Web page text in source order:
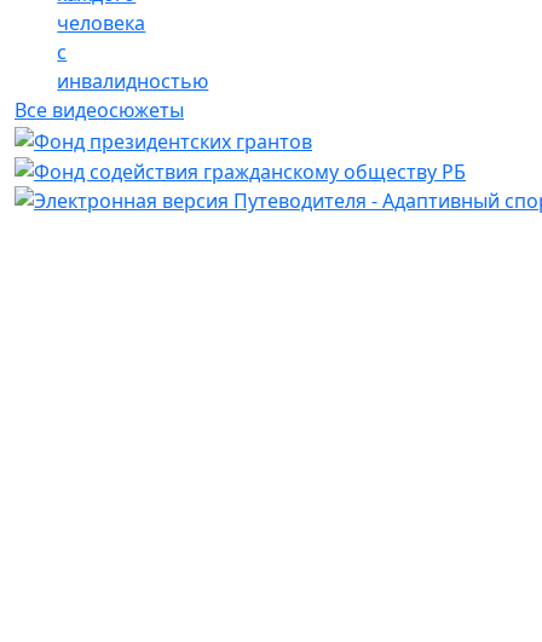
человека
с
инвалидностью
Все видеосюжеты